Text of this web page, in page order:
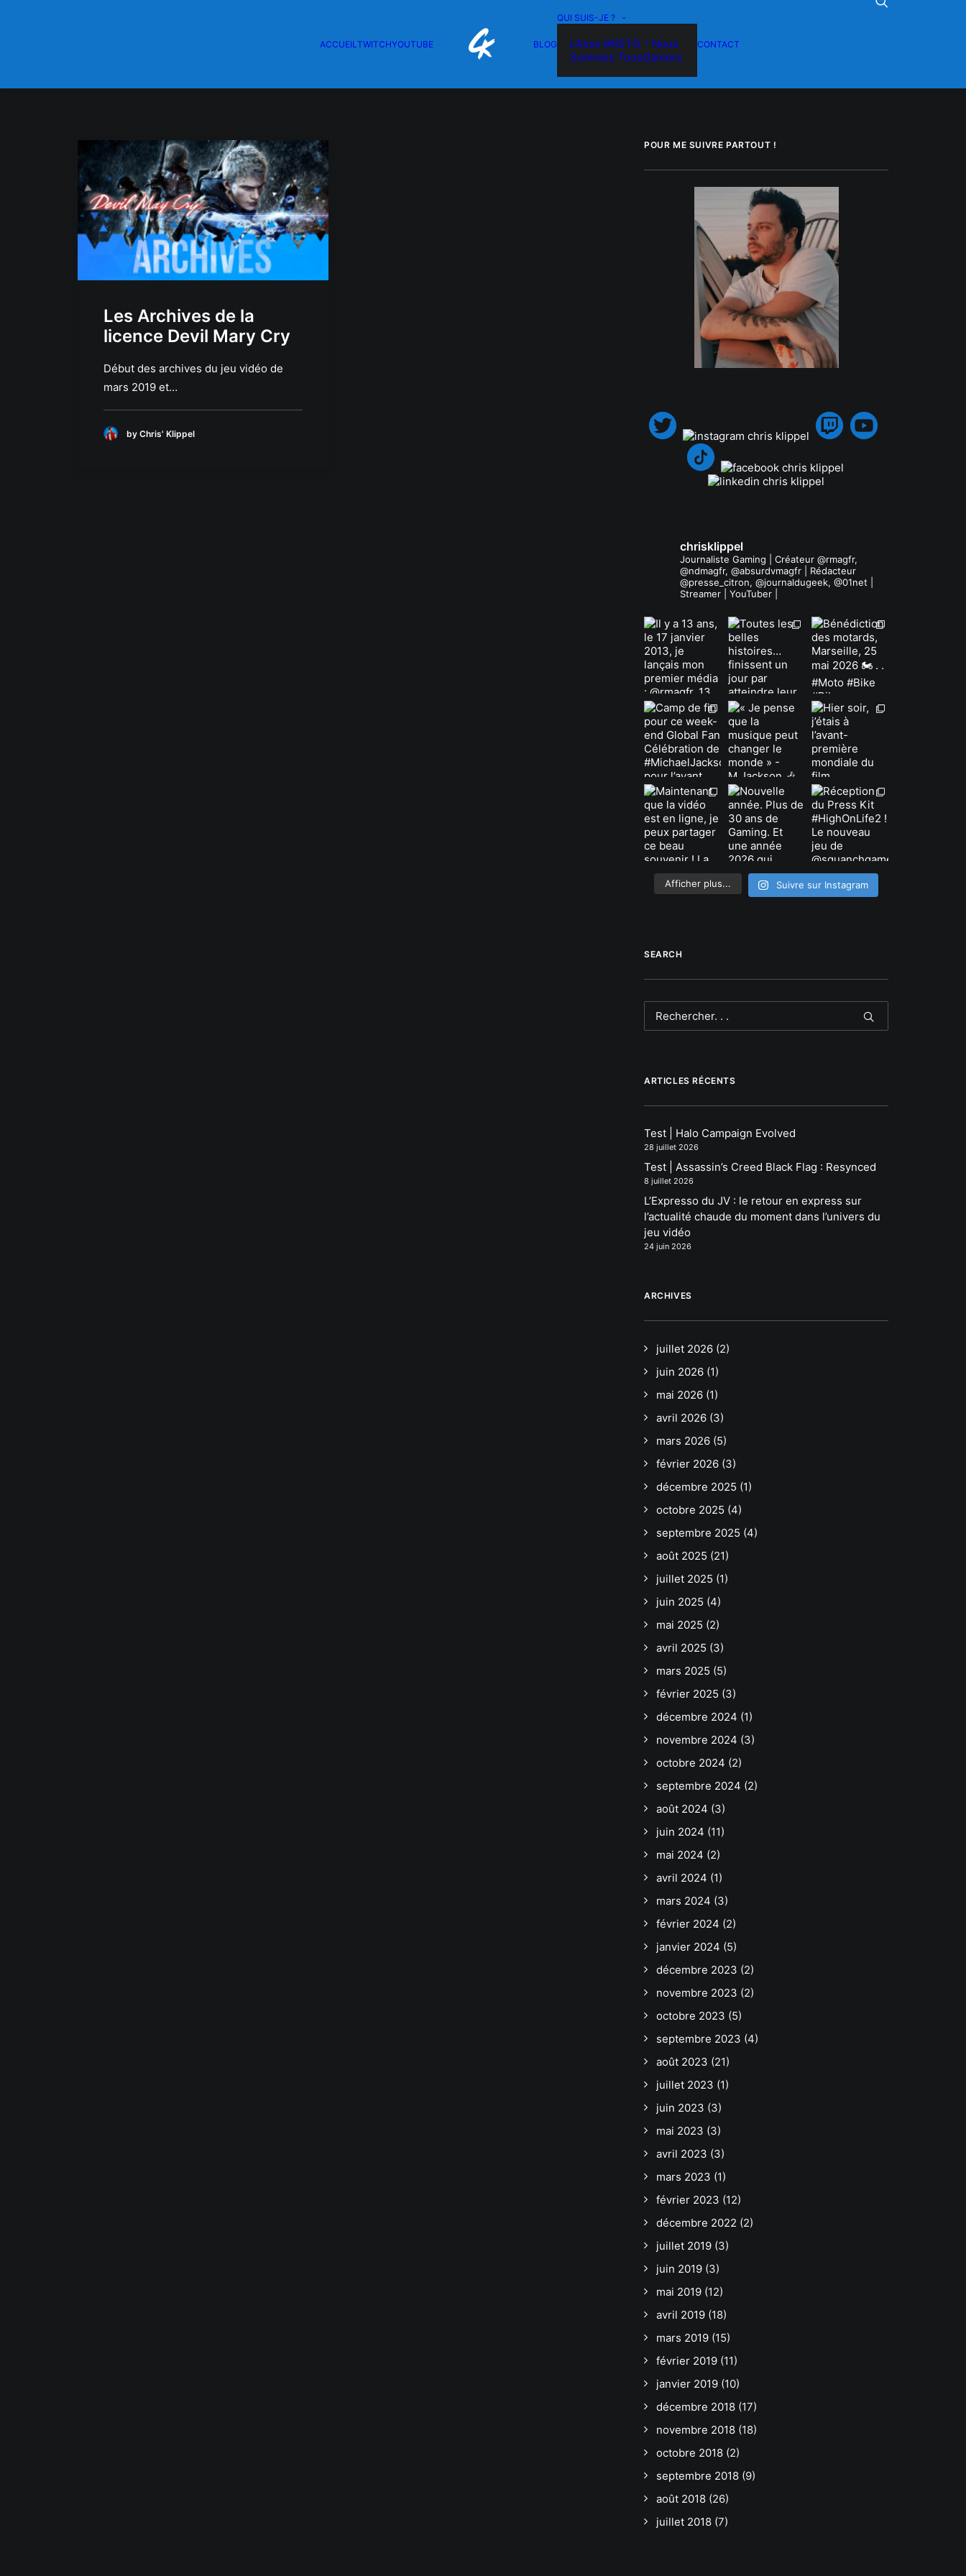
ACCUEILTWITCHYOUTUBE BLOG
QUI SUIS-JE ?
L’Asso #NSTG – Nous
Sommes TousGamers
CONTACT
Les Archives de la
licence Devil Mary Cry
Début des archives du jeu vidéo de
mars 2019 et…
by Chris' Klippel
POUR ME SUIVRE PARTOUT !
chrisklippel
Journaliste Gaming | Créateur @rmagfr,
@ndmagfr, @absurdvmagfr | Rédacteur
@presse_citron, @journaldugeek, @01net |
Streamer | YouTuber |
Afficher plus... Suivre sur Instagram
SEARCH
ARTICLES RÉCENTS
Test | Halo Campaign Evolved
28 juillet 2026
Test | Assassin’s Creed Black Flag : Resynced
8 juillet 2026
L’Expresso du JV : le retour en express sur
l’actualité chaude du moment dans l’univers du
jeu vidéo
24 juin 2026
ARCHIVES
juillet 2026 (2)
juin 2026 (1)
mai 2026 (1)
avril 2026 (3)
mars 2026 (5)
février 2026 (3)
décembre 2025 (1)
octobre 2025 (4)
septembre 2025 (4)
août 2025 (21)
juillet 2025 (1)
juin 2025 (4)
mai 2025 (2)
avril 2025 (3)
mars 2025 (5)
février 2025 (3)
décembre 2024 (1)
novembre 2024 (3)
octobre 2024 (2)
septembre 2024 (2)
août 2024 (3)
juin 2024 (11)
mai 2024 (2)
avril 2024 (1)
mars 2024 (3)
février 2024 (2)
janvier 2024 (5)
décembre 2023 (2)
novembre 2023 (2)
octobre 2023 (5)
septembre 2023 (4)
août 2023 (21)
juillet 2023 (1)
juin 2023 (3)
mai 2023 (3)
avril 2023 (3)
mars 2023 (1)
février 2023 (12)
décembre 2022 (2)
juillet 2019 (3)
juin 2019 (3)
mai 2019 (12)
avril 2019 (18)
mars 2019 (15)
février 2019 (11)
janvier 2019 (10)
décembre 2018 (17)
novembre 2018 (18)
octobre 2018 (2)
septembre 2018 (9)
août 2018 (26)
juillet 2018 (7)